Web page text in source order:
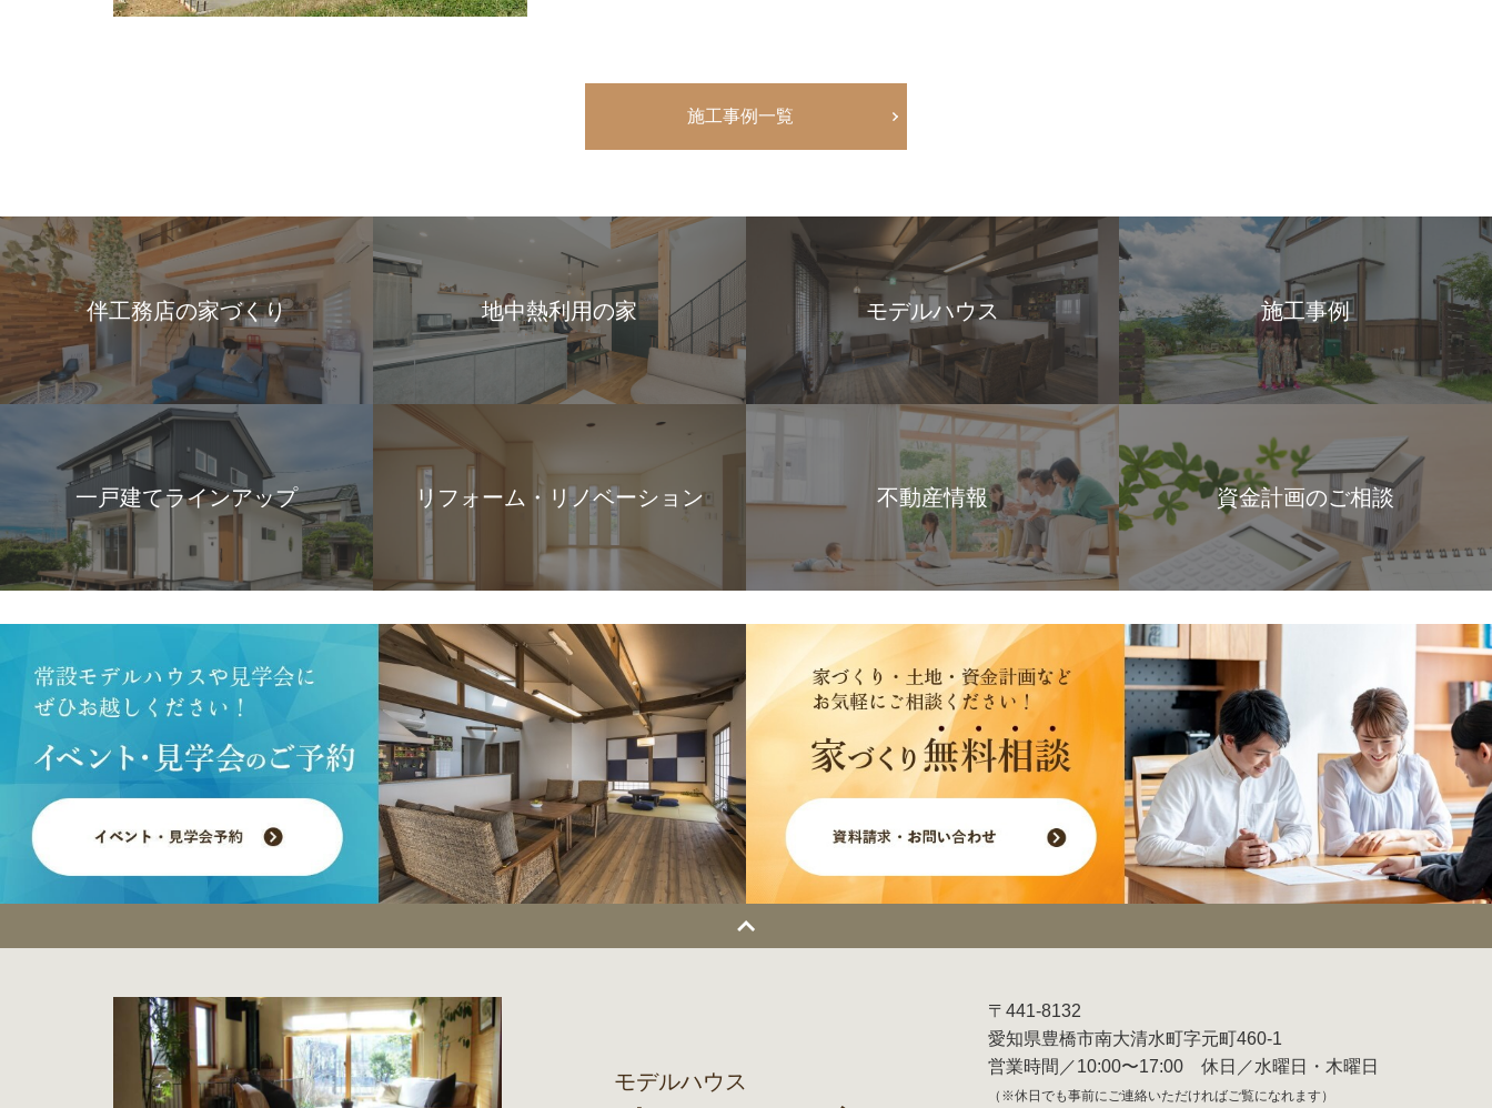
施工事例一覧
伴工務店の家づくり 地中熱利用の家 モデルハウス 施工事例
一戸建てラインアップ リフォーム・リノベーション 不動産情報 資金計画のご相談
モデルハウス
〒441-8132
愛知県豊橋市南大清水町字元町460-1
営業時間／10:00〜17:00 休日／水曜日・木曜日
（※休日でも事前にご連絡いただければご覧になれます）